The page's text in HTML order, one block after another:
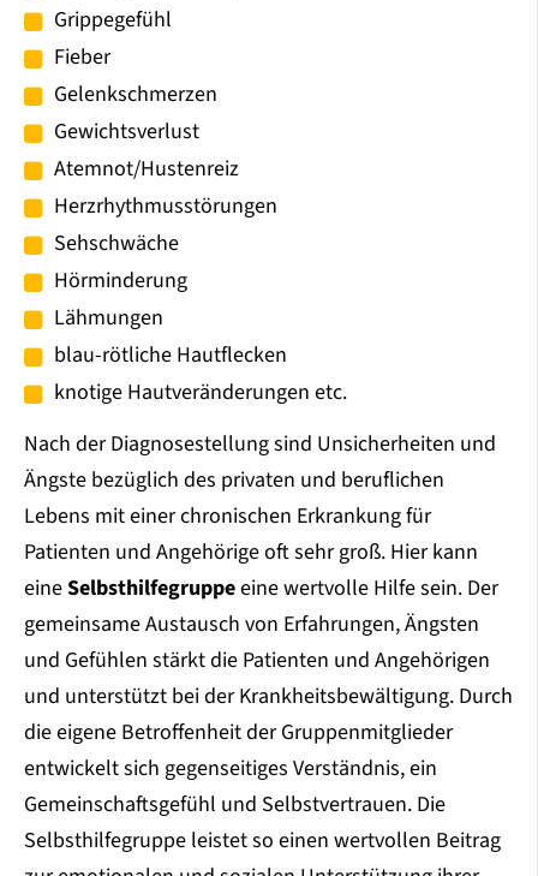
Grippegefühl
Fieber
Gelenkschmerzen
Gewichtsverlust
Atemnot/Hustenreiz
Herzrhythmusstörungen
Sehschwäche
Hörminderung
Lähmungen
blau-rötliche Hautflecken
knotige Hautveränderungen etc.
Nach der Diagnosestellung sind Unsicherheiten und
Ängste bezüglich des privaten und beruflichen
Lebens mit einer chronischen Erkrankung für
Patienten und Angehörige oft sehr groß. Hier kann
eineSelbsthilfegruppeeine wertvolle Hilfe sein. Der
gemeinsame Austausch von Erfahrungen, Ängsten
und Gefühlen stärkt die Patienten und Angehörigen
und unterstützt bei der Krankheitsbewältigung. Durch
die eigene Betroffenheit der Gruppenmitglieder
entwickelt sich gegenseitiges Verständnis, ein
Gemeinschaftsgefühl und Selbstvertrauen. Die
Selbsthilfegruppe leistet so einen wertvollen Beitrag